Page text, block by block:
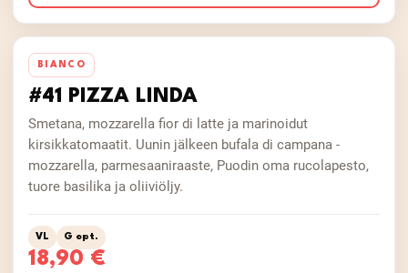
BIANCO
#41 PIZZA LINDA
Smetana, mozzarella fior di latte ja marinoidut
kirsikkatomaatit. Uunin jälkeen bufala di campana -
mozzarella, parmesaaniraaste, Puodin oma rucolapesto,
tuore basilika ja oliiviöljy.
VL G opt.
18,90 €